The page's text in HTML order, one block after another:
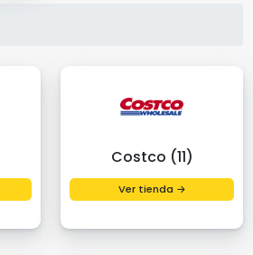
Costco (11)
Ver tienda →